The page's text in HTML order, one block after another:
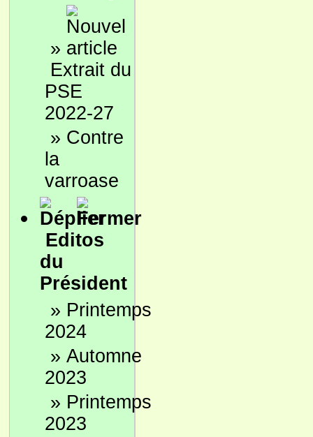
»
Extrait du
PSE
2022-27
» Contre
la
varroase
Editos
du
Président
» Printemps
2024
» Automne
2023
» Printemps
2023